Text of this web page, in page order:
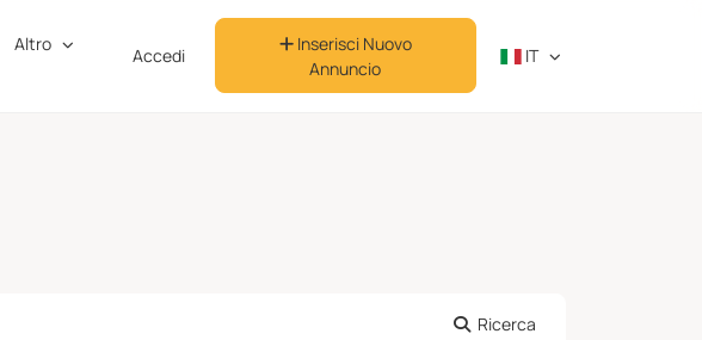
Altro
Accedi
Inserisci Nuovo
Annuncio
IT
Ricerca